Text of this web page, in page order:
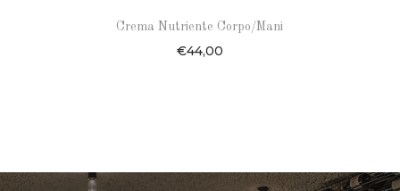
Crema Nutriente Corpo/Mani
€44,00